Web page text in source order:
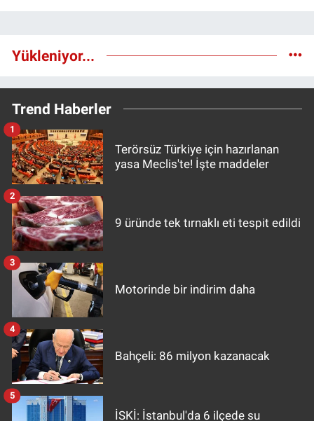
Yükleniyor...
Trend Haberler
Terörsüz Türkiye için hazırlanan
yasa Meclis'te! İşte maddeler
1
9 üründe tek tırnaklı eti tespit edildi
2
Motorinde bir indirim daha
3
Bahçeli: 86 milyon kazanacak
4
İSKİ: İstanbul'da 6 ilçede su
5